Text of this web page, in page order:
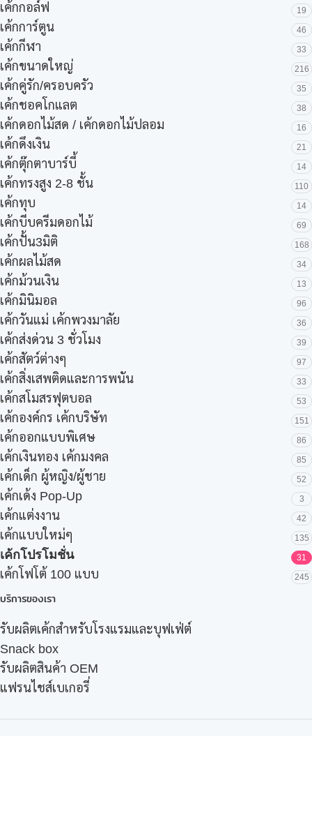
เค้กกอล์ฟ 19
เค้กการ์ตูน 46
เค้กกีฬา 33
เค้กขนาดใหญ่ 216
เค้กคู่รัก/ครอบครัว 35
เค้กชอคโกแลต 38
เค้กดอกไม้สด / เค้กดอกไม้ปลอม 16
เค้กดึงเงิน 21
เค้กตุ๊กตาบาร์บี้ 14
เค้กทรงสูง 2-8 ชั้น 110
เค้กทุบ 14
เค้กบีบครีมดอกไม้ 69
เค้กปั้น3มิติ 168
เค้กผลไม้สด 34
เค้กม้วนเงิน 13
เค้กมินิมอล 96
เค้กวันแม่ เค้กพวงมาลัย 36
เค้กส่งด่วน 3 ชั่วโมง 39
เค้กสัตว์ต่างๆ 97
เค้กสิ่งเสพติดและการพนัน 33
เค้กสโมสรฟุตบอล 53
เค้กองค์กร เค้กบริษัท 151
เค้กออกแบบพิเศษ 86
เค้กเงินทอง เค้กมงคล 85
เค้กเด็ก ผู้หญิง/ผู้ชาย 52
เค้กเด้ง Pop-Up 3
เค้กแต่งงาน 42
เค้กแบบใหม่ๆ 135
เค้กโปรโมชั่น 31
เค้กโฟโต้ 100 แบบ 245
บริการของเรา
รับผลิตเค้กสำหรับโรงแรมและบุฟเฟ่ต์
Snack box
รับผลิตสินค้า OEM
แฟรนไชส์เบเกอรี่